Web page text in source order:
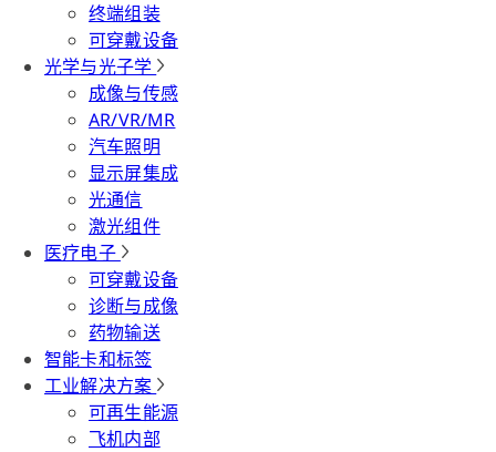
终端组装
可穿戴设备
光学与光子学
成像与传感
AR/VR/MR
汽车照明
显示屏集成
光通信
激光组件
医疗电子
可穿戴设备
诊断与成像
药物输送
智能卡和标签
工业解决方案
可再生能源
飞机内部